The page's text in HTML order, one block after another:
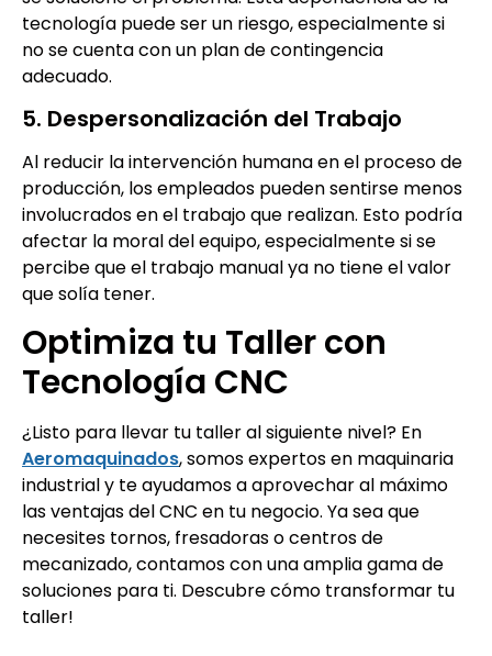
tecnología puede ser un riesgo, especialmente si
no se cuenta con un plan de contingencia
adecuado.
5. Despersonalización del Trabajo
Al reducir la intervención humana en el proceso de
producción, los empleados pueden sentirse menos
involucrados en el trabajo que realizan. Esto podría
afectar la moral del equipo, especialmente si se
percibe que el trabajo manual ya no tiene el valor
que solía tener.
Optimiza tu Taller con
Tecnología CNC
¿Listo para llevar tu taller al siguiente nivel? En
Aeromaquinados, somos expertos en maquinaria
industrial y te ayudamos a aprovechar al máximo
las ventajas del CNC en tu negocio. Ya sea que
necesites tornos, fresadoras o centros de
mecanizado, contamos con una amplia gama de
soluciones para ti. Descubre cómo transformar tu
taller!